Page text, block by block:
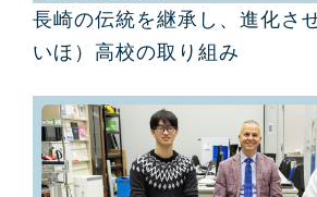
長崎の伝統を継承し、進化さ
いほ）高校の取り組み